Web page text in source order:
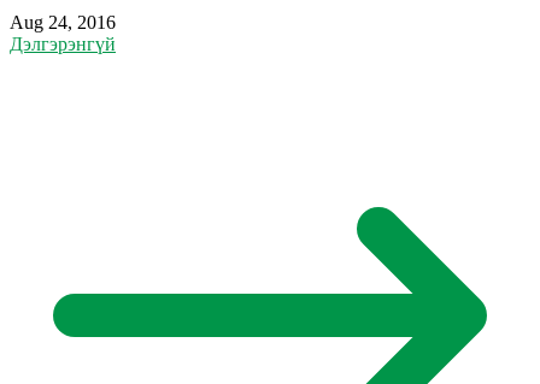
Aug 24, 2016
Дэлгэрэнгүй